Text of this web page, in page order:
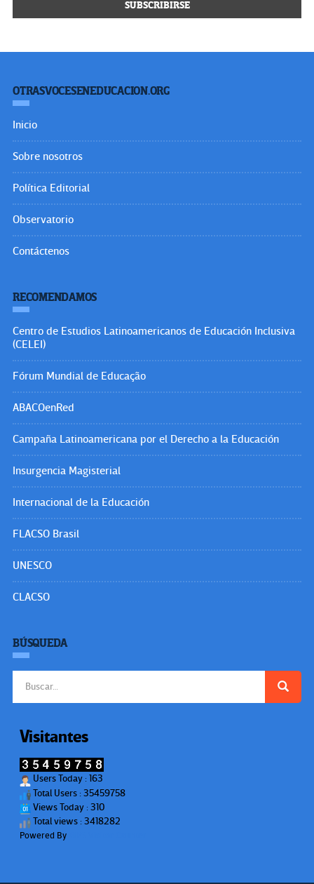
OTRASVOCESENEDUCACION.ORG
Inicio
Sobre nosotros
Política Editorial
Observatorio
Contáctenos
RECOMENDAMOS
Centro de Estudios Latinoamericanos de Educación Inclusiva
(CELEI)
Fórum Mundial de Educação
ABACOenRed
Campaña Latinoamericana por el Derecho a la Educación
Insurgencia Magisterial
Internacional de la Educación
FLACSO Brasil
UNESCO
CLACSO
BÚSQUEDA
Visitantes
Users Today : 163
Total Users : 35459758
Views Today : 310
Total views : 3418282
Powered By